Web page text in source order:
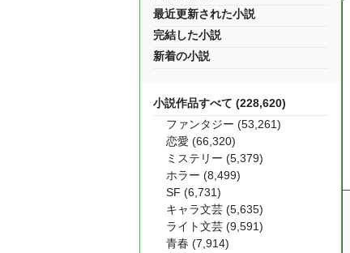
最近更新された小説
完結した小説
新着の小説
小説作品すべて (228,620)
ファンタジー (53,261)
恋愛 (66,320)
ミステリー (5,379)
ホラー (8,499)
SF (6,731)
キャラ文芸 (5,635)
ライト文芸 (9,591)
青春 (7,914)